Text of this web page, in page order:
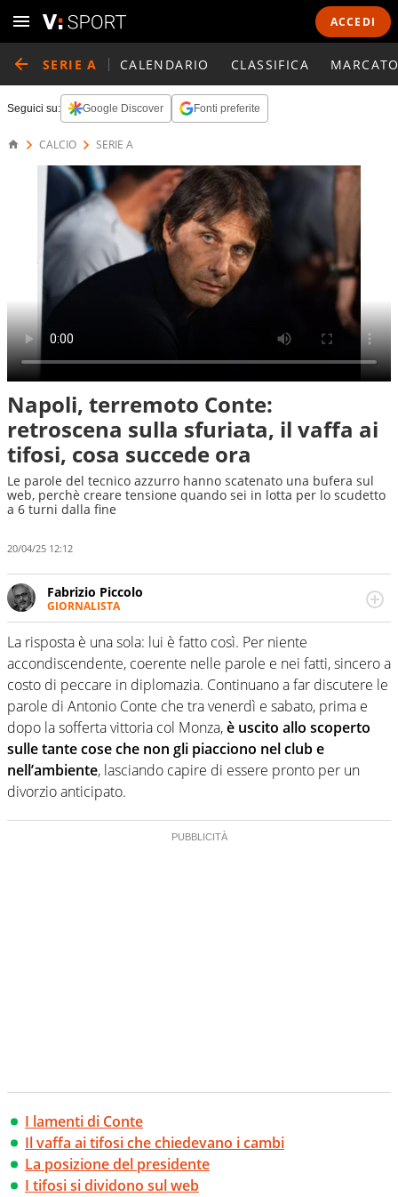
ACCEDI
SERIE A CALENDARIO CLASSIFICA
Seguici su: Google Discover Fonti preferite
CALCIO SERIE A
Napoli, terremoto Conte:
retroscena sulla sfuriata, il vaffa ai
tifosi, cosa succede ora
Le parole del tecnico azzurro hanno scatenato una bufera sul
web, perchè creare tensione quando sei in lotta per lo scudetto
a 6 turni dalla fine
20/04/25 12:12
Fabrizio Piccolo
GIORNALISTA
Nella sua carriera ha seguito numerose manifestazioni
sportive e collaborato con agenzie e testate. Esperienza,
competenza, conoscenza e memoria storica. Si occupa
prevalentemente di calcio
La risposta è una sola: lui è fatto così. Per niente
accondiscendente, coerente nelle parole e nei fatti, sincero a
costo di peccare in diplomazia. Continuano a far discutere le
parole di Antonio Conte che tra venerdì e sabato, prima e
dopo la sofferta vittoria col Monza,è uscito allo scoperto
sulle tante cose che non gli piacciono nel club e
nell’ambiente, lasciando capire di essere pronto per un
divorzio anticipato.
I lamenti di Conte
Il vaffa ai tifosi che chiedevano i cambi
La posizione del presidente
I tifosi si dividono sul web